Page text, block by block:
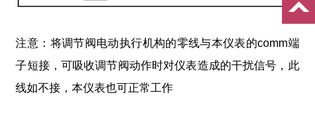
注意：将调节阀电动执行机构的零线与本仪表的comm端
子短接，可吸收调节阀动作时对仪表造成的干扰信号，此
线如不接，本仪表也可正常工作